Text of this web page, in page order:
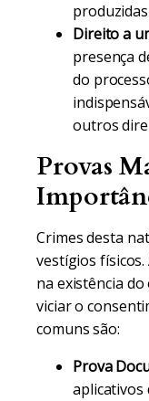
Direito a
presença
do
outros
Provas
Crimes desta
vestígios
na existência do
viciar o
comuns são:
Prova
aplicativos